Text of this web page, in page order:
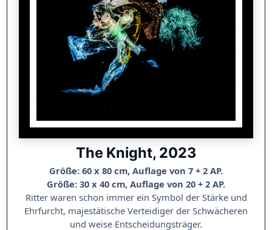
The Knight, 2023
Größe: 60 x 80 cm, Auflage von 7 + 2 AP.
Größe: 30 x 40 cm, Auflage von 20 + 2 AP.
Ritter waren schon immer ein Symbol der Stärke und
Ehrfurcht, majestätische Verteidiger der Schwächeren
und weise Entscheidungsträger.